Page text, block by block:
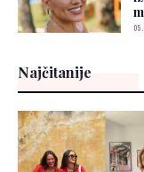
Najčitanije